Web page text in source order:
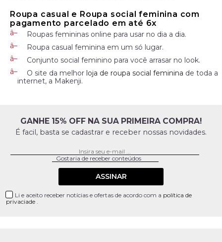
Roupa casual e Roupa social feminina com
pagamento parcelado em até 6x
Roupas femininas online para usar no dia a dia.
Roupa casual feminina em um só lugar.
Conjunto social feminino para você arrasar no look.
O site da melhor loja de roupa social feminina de toda a
internet, a Makenji.
GANHE 15% OFF NA SUA PRIMEIRA COMPRA!
É facil, basta se cadastrar e receber nossas novidades.
ASSINAR
Li e aceito receber notícias e ofertas de acordo com a política de
privaciade